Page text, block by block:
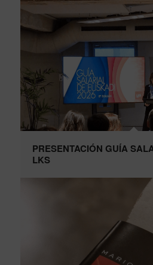
PRESENTACIÓN GUÍA
LKS